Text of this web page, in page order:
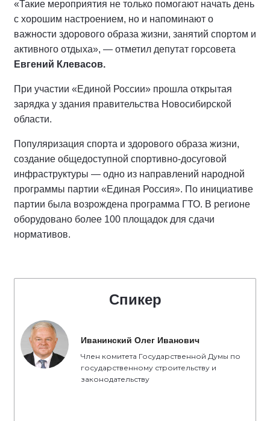
«Такие мероприятия не только помогают начать день
с хорошим настроением, но и напоминают о
важности здорового образа жизни, занятий спортом и
активного отдыха», — отметил депутат горсовета
Евгений Клевасов.
При участии «Единой России» прошла открытая
зарядка у здания правительства Новосибирской
области.
Популяризация спорта и здорового образа жизни,
создание общедоступной спортивно-досуговой
инфраструктуры — одно из направлений народной
программы партии «Единая Россия». По инициативе
партии была возрождена программа ГТО. В регионе
оборудовано более 100 площадок для сдачи
нормативов.
Спикер
Иванинский Олег Иванович
Член комитета Государственной Думы по
государственному строительству и
законодательству